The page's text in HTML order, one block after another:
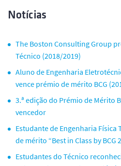
Notícias
The Boston Consulting Group
Técnico (2018/2019)
Aluno de Engenharia
vence prémio de mérito BCG
3.ª edição do Prémio de Mérito
vencedor
Estudante de Engenharia Física
de mérito “Best in Class by BCG
Estudantes do Técnico